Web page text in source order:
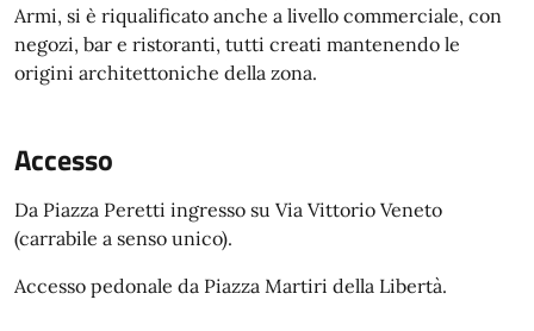
Armi, si è riqualificato anche a livello commerciale, con
negozi, bar e ristoranti, tutti creati mantenendo le
origini architettoniche della zona.
Accesso
Da Piazza Peretti ingresso su Via Vittorio Veneto
(carrabile a senso unico).
Accesso pedonale da Piazza Martiri della Libertà.